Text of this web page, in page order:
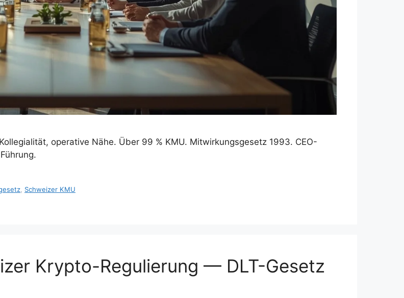
operative Nähe. Über 99 % KMU. Mitwirkungsgesetz 1993. CEO-
, Schweizer KMU
Krypto-Regulierung — DLT-Gesetz